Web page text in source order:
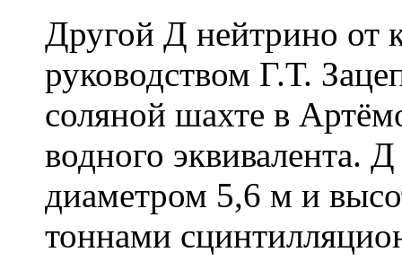
Другой Д нейтрино от
руководством Г.Т.
соляной шахте в
водного эквивалента.
диаметром 5,6 м и
тоннами